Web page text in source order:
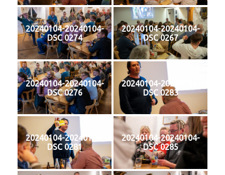
20240104-20240104-
DSC 0274
20240104-20240104-
DSC 0267
20240104-20240104-
DSC 0276
20240104-20240104-
DSC 0283
20240104-20240104-
DSC 0281
20240104-20240104-
DSC 0285